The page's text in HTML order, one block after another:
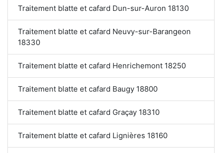
Traitement blatte et cafard Dun-sur-Auron 18130
Traitement blatte et cafard Neuvy-sur-Barangeon
18330
Traitement blatte et cafard Henrichemont 18250
Traitement blatte et cafard Baugy 18800
Traitement blatte et cafard Graçay 18310
Traitement blatte et cafard Lignières 18160